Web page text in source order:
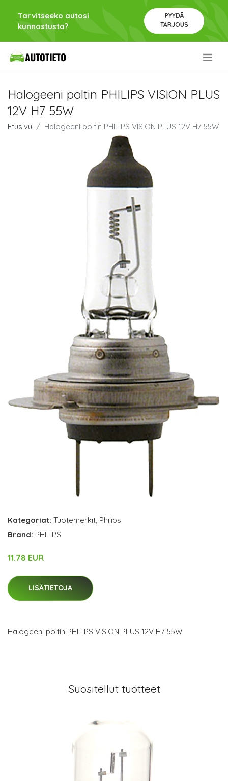
Tarvitseeko autosi
kunnostusta?
PYYDÄ
TARJOUS
Halogeeni poltin PHILIPS VISION PLUS
12V H7 55W
Etusivu Halogeeni poltin PHILIPS VISION PLUS 12V H7 55W
Kategoriat: Tuotemerkit Philips
Brand: PHILIPS
11.78 EUR
LISÄTIETOJA
Halogeeni poltin PHILIPS VISION PLUS 12V H7 55W
Suositellut tuotteet